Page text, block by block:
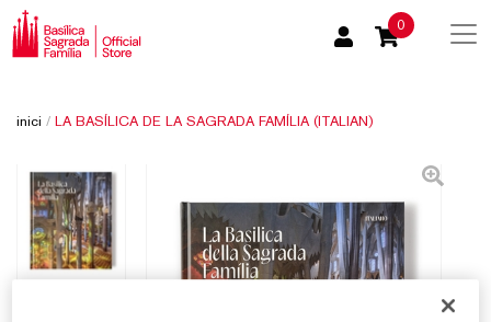
0
inici / LA BASÍLICA DE LA SAGRADA FAMÍLIA (ITALIAN)